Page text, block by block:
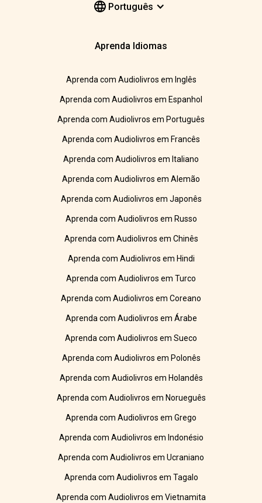
Português
Aprenda Idiomas
Aprenda com Audiolivros em Inglês
Aprenda com Audiolivros em Espanhol
Aprenda com Audiolivros em Português
Aprenda com Audiolivros em Francês
Aprenda com Audiolivros em Italiano
Aprenda com Audiolivros em Alemão
Aprenda com Audiolivros em Japonês
Aprenda com Audiolivros em Russo
Aprenda com Audiolivros em Chinês
Aprenda com Audiolivros em Hindi
Aprenda com Audiolivros em Turco
Aprenda com Audiolivros em Coreano
Aprenda com Audiolivros em Árabe
Aprenda com Audiolivros em Sueco
Aprenda com Audiolivros em Polonês
Aprenda com Audiolivros em Holandês
Aprenda com Audiolivros em Norueguês
Aprenda com Audiolivros em Grego
Aprenda com Audiolivros em Indonésio
Aprenda com Audiolivros em Ucraniano
Aprenda com Audiolivros em Tagalo
Aprenda com Audiolivros em Vietnamita